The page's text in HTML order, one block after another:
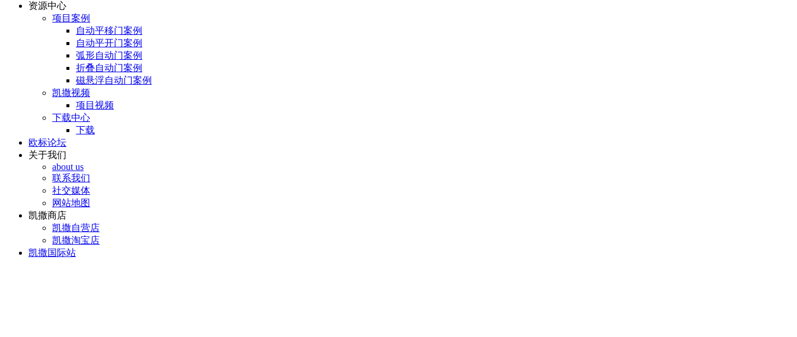
资源中心
项目案例
自动平移门案例
自动平开门案例
弧形自动门案例
折叠自动门案例
磁悬浮自动门案例
凯撒视频
项目视频
下载中心
下载
欧标论坛
关于我们
about us
联系我们
社交媒体
网站地图
凯撒商店
凯撒自营店
凯撒淘宝店
凯撒国际站